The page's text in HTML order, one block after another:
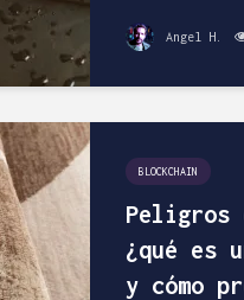
Angel H.
BLOCKCHAIN
Peligros
¿qué es
y cómo